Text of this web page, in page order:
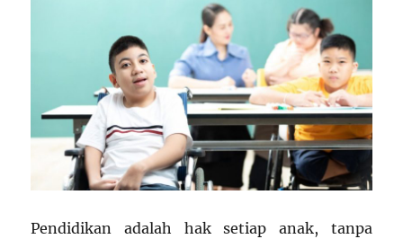
Pendidikan adalah hak setiap anak, tanpa